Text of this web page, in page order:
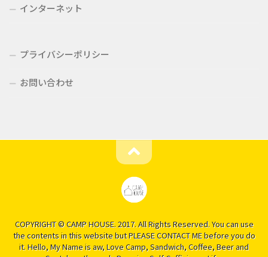
インターネット
プライバシーポリシー
お問い合わせ
COPYRIGHT © CAMP HOUSE. 2017. All Rights Reserved. You can use
the contents in this website but PLEASE CONTACT ME before you do
it. Hello, My Name is aw, Love Camp, Sandwich, Coffee, Beer and